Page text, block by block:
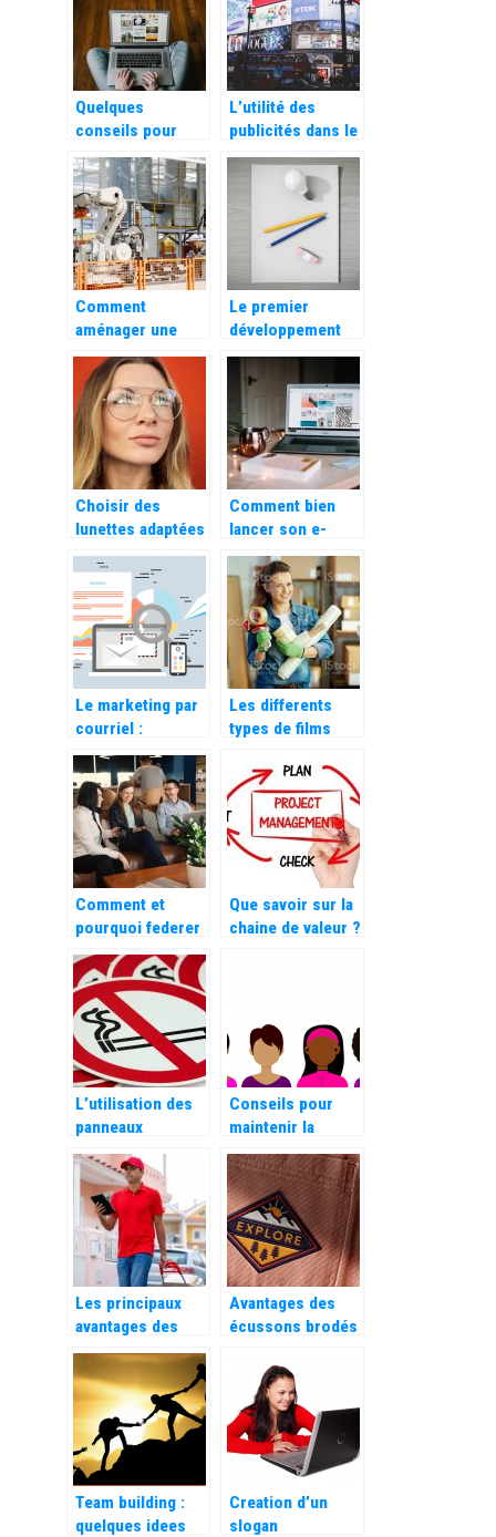
Quelques
conseils pour
valoriser et
développer votre
e-commerce
L’utilité des
publicités dans le
commerce
Comment
aménager une
usine pour qu’elle
soit efficace ?
Le premier
développement
est de faire
fonctionner
correctement ce
qui existe déjà
Choisir des
lunettes adaptées
à la forme de son
visage
Comment bien
lancer son e-
commerce
Le marketing par
courriel :
importance,
meilleurs
logiciels à utiliser
Les differents
types de films
vos colis
Comment et
pourquoi federer
son equipe de
travail ?
Que savoir sur la
chaine de valeur ?
L’utilisation des
panneaux
d’interdiction
dans les
entreprises
Conseils pour
maintenir la
réputation d’une
entreprise
Les principaux
avantages des
chariots de
manutention
Avantages des
écussons brodés
les uniformes
Team building :
quelques idees
Creation d’un
slogan